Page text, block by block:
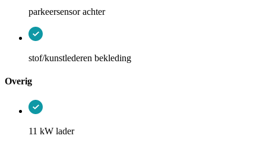
parkeersensor achter
stof/kunstlederen bekleding
Overig
11 kW lader